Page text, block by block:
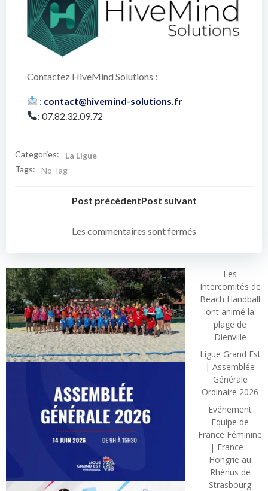
Contactez HiveMind Solutions :
: contact@hivemind-solutions.fr
: 07.82.32.09.72
Categories:
La Ligue
Tags:
No Tag
Post précédentPost suivant
Les commentaires sont fermés
Les
Intercomités de
Beach Handball
ont animé la
plage de
Dienville
Ligue Grand Est
| Assemblée
Générale
Ordinaire 2026
Evénement
Equipe de
France Féminine
| France –
Hongrie au
Rhénus de
Strasbourg